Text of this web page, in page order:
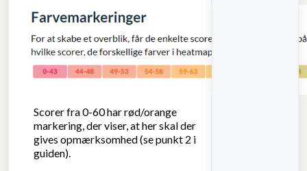
Scorer fra 0-60 har rød/orange
markering, der viser, at her skal der
gives opmærksomhed (se punkt 2 i
guiden).